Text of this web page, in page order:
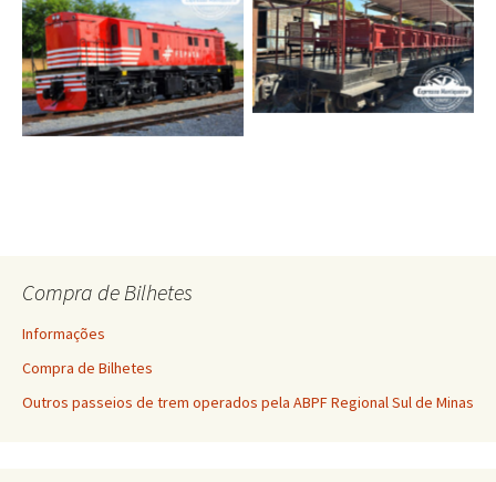
Locomotiva 3507
Carro “Jardineira
Compra de Bilhetes
Informações
Compra de Bilhetes
Outros passeios de trem operados pela ABPF Regional Sul de Minas